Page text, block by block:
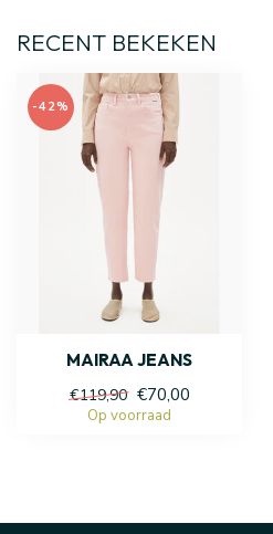
RECENT BEKEKEN
-42%
MAIRAA JEANS
€119,90 €70,00
Op voorraad